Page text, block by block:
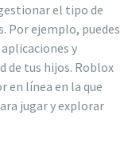
el tipo de
Por ejemplo, puedes
y
de tus hijos. Roblox
en línea en la que
jugar y explorar